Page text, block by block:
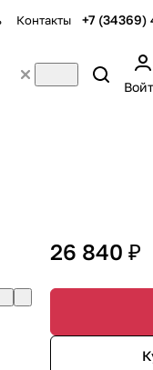
Контакты +7 (34369)
26 840 ₽